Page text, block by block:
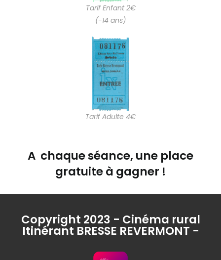
Tarif Enfant 2€
(-14 ans)
Tarif Adulte 4€
A chaque séance, une place
gratuite à gagner !
Copyright 2023 - Cinéma rural
Itinérant BRESSE REVERMONT -